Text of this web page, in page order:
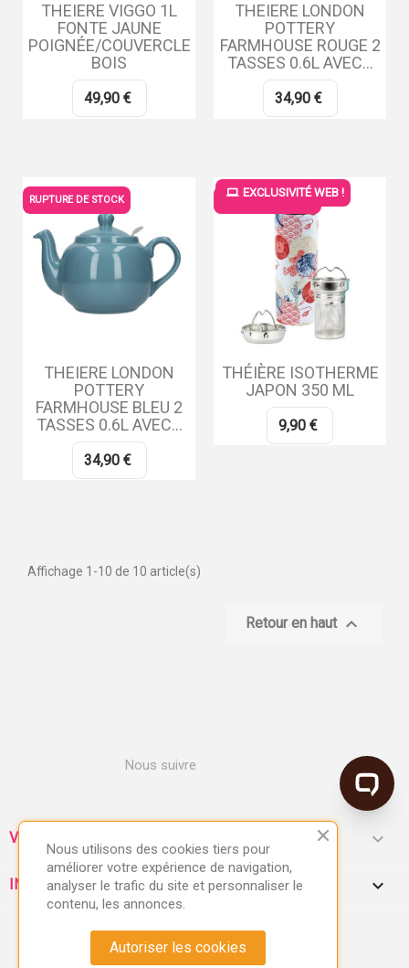
THEIERE VIGGO 1L
FONTE JAUNE
POIGNÉE/COUVERCLE
BOIS
49,90 €
THEIERE LONDON
POTTERY
FARMHOUSE ROUGE 2
TASSES 0.6L AVEC...
34,90 €
THEIERE LONDON
POTTERY
FARMHOUSE BLEU 2
TASSES 0.6L AVEC...
34,90 €
RUPTURE DE STOCK
THÉIÈRE ISOTHERME
JAPON 350 ML
9,90 €
EXCLUSIVITÉ WEB !
RUPTURE DE STOCK
Affichage 1-10 de 10 article(s)
Retour en haut 
Nous suivre
VOTRE COMPTE 
INFORMATIONS keyboard_arrow_down
Fait avec ❤ en 2026 par l’Agence FACTON
Nous utilisons des cookies tiers pour
améliorer votre expérience de navigation,
analyser le trafic du site et personnaliser le
contenu, les annonces.
Autoriser les cookies